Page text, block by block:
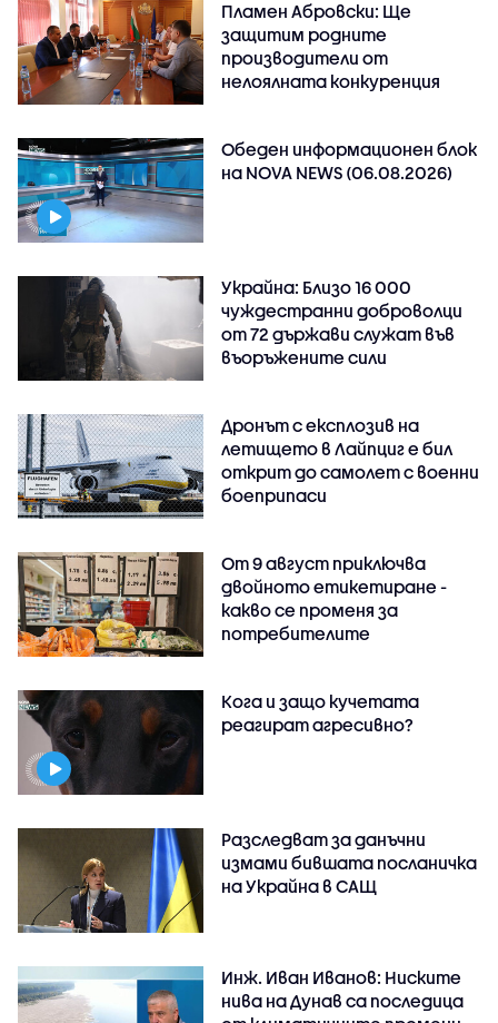
Пламен Абровски: Ще
защитим родните
производители от
нелоялната конкуренция
Обеден информационен блок
на NOVA NEWS (06.08.2026)
Украйна: Близо 16 000
чуждестранни доброволци
от 72 държави служат във
въоръжените сили
Дронът с експлозив на
летището в Лайпциг е бил
открит до самолет с военни
боеприпаси
От 9 август приключва
двойното етикетиране -
какво се променя за
потребителите
Кога и защо кучетата
реагират агресивно?
Разследват за данъчни
измами бившата посланичка
на Украйна в САЩ
Инж. Иван Иванов: Ниските
нива на Дунав са последица